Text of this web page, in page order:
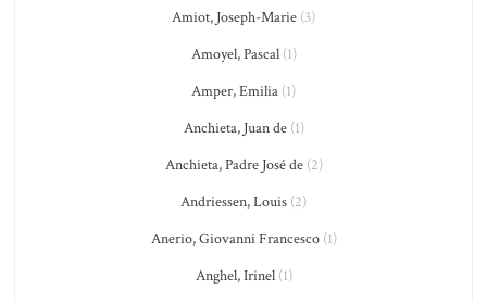
Amiot, Joseph-Marie (3)
Amoyel, Pascal(1)
Amper, Emilia (1)
Anchieta, Juan de(1)
Anchieta, Padre José de(2)
Andriessen, Louis (2)
Anerio, Giovanni Francesco(1)
Anghel, Irinel(1)